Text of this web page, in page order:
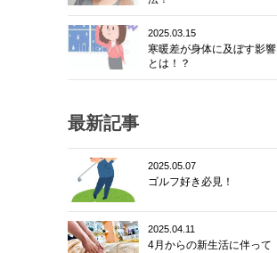
2025.03.15
寒暖差が身体に及ぼす影響
とは！？
最新記事
2025.05.07
ゴルフ好き必見！
2025.04.11
4月からの新生活に伴って